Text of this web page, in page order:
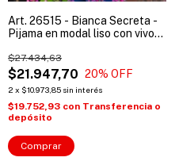
Art. 26515 - Bianca Secreta -
Pijama en modal liso con vivos
y bolsillos
$21.947,70
$27.434,63
20% OFF
2 x $10.973,85 sin interés
$19.752,93 con Transferencia o
depósito
Comprar